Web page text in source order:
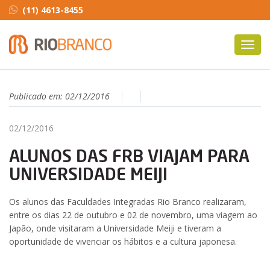
(11) 4613-8455
Publicado em: 02/12/2016
02/12/2016
ALUNOS DAS FRB VIAJAM PARA
UNIVERSIDADE MEIJI
Os alunos das Faculdades Integradas Rio Branco realizaram,
entre os dias 22 de outubro e 02 de novembro, uma viagem ao
Japão, onde visitaram a Universidade Meiji e tiveram a
oportunidade de vivenciar os hábitos e a cultura japonesa.